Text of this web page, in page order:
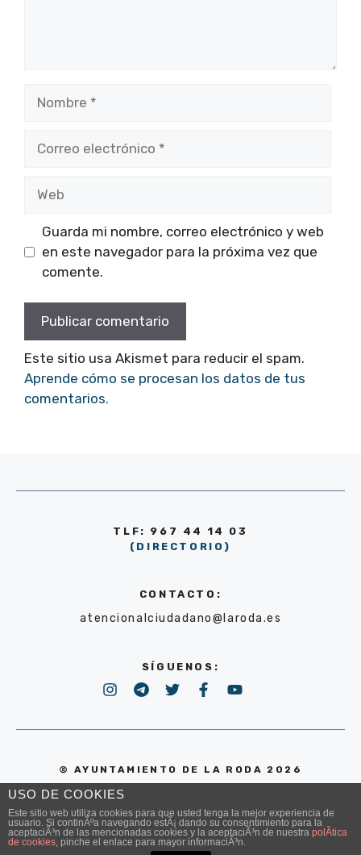
electrónico
Guarda mi nombre, correo electrónico y web
en este navegador para la próxima vez que
comente.
Este sitio usa Akismet para reducir el spam.
Aprende cómo se procesan los datos de tus
comentarios.
TLF: 967 44 14 03
(DIRECTORIO)
CONTACTO:
atencionalciudadano@laroda.es
SÍGUENOS:
© AYUNTAMIENTO DE LA RODA 2026
POLÍTICA DE PRIVACIDAD
USO DE COOKIES
Este sitio web utiliza cookies para que usted tenga la mejor experiencia de
usuario. Si continÃºa navegando estÃ¡ dando su consentimiento para la
aceptaciÃ³n de las mencionadas cookies y la aceptaciÃ³n de nuestra polÃ­tica
de cookies, pinche el enlace para mayor informaciÃ³n.